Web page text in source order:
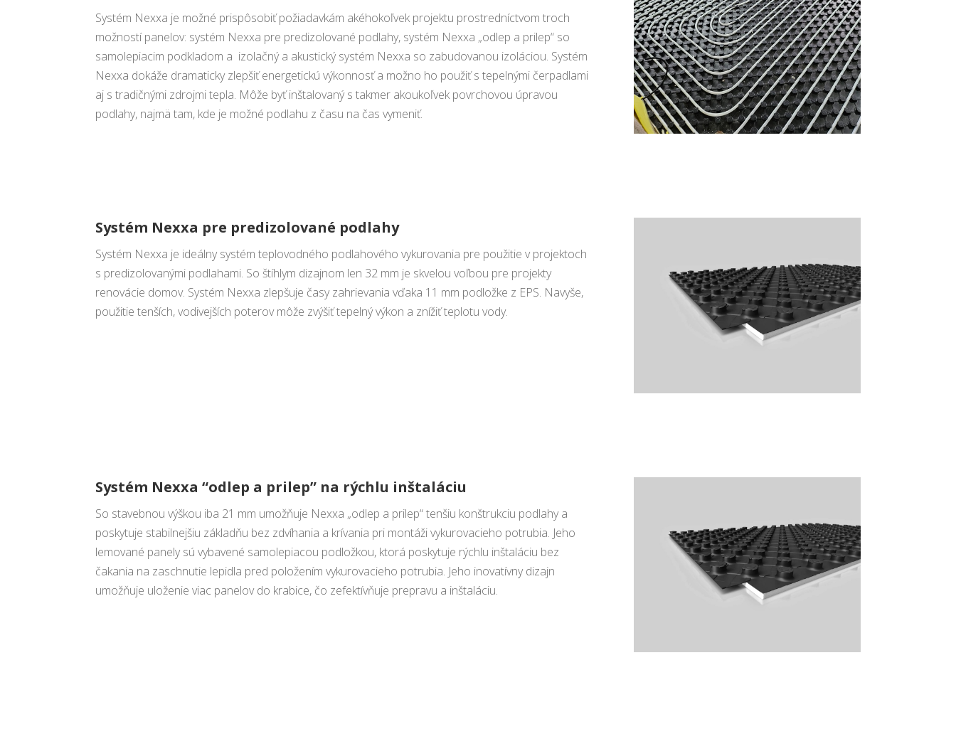
Systém Nexxa je možné prispôsobiť požiadavkám akéhokoľvek projektu prostredníctvom troch
možností panelov: systém Nexxa pre predizolované podlahy, systém Nexxa „odlep a prilep“ so
samolepiacim podkladom a izolačný a akustický systém Nexxa so zabudovanou izoláciou. Systém
Nexxa dokáže dramaticky zlepšiť energetickú výkonnosť a možno ho použiť s tepelnými čerpadlami
aj s tradičnými zdrojmi tepla. Môže byť inštalovaný s takmer akoukoľvek povrchovou úpravou
podlahy, najmä tam, kde je možné podlahu z času na čas vymeniť.
Systém Nexxa pre predizolované podlahy
Systém Nexxa je ideálny systém teplovodného podlahového vykurovania pre použitie v projektoch
s predizolovanými podlahami. So štíhlym dizajnom len 32 mm je skvelou voľbou pre projekty
renovácie domov. Systém Nexxa zlepšuje časy zahrievania vďaka 11 mm podložke z EPS. Navyše,
použitie tenších, vodivejších poterov môže zvýšiť tepelný výkon a znížiť teplotu vody.
Systém Nexxa “odlep a prilep” na rýchlu inštaláciu
So stavebnou výškou iba 21 mm umožňuje Nexxa „odlep a prilep“ tenšiu konštrukciu podlahy a
poskytuje stabilnejšiu základňu bez zdvíhania a krívania pri montáži vykurovacieho potrubia. Jeho
lemované panely sú vybavené samolepiacou podložkou, ktorá poskytuje rýchlu inštaláciu bez
čakania na zaschnutie lepidla pred položením vykurovacieho potrubia. Jeho inovatívny dizajn
umožňuje uloženie viac panelov do krabice, čo zefektívňuje prepravu a inštaláciu.